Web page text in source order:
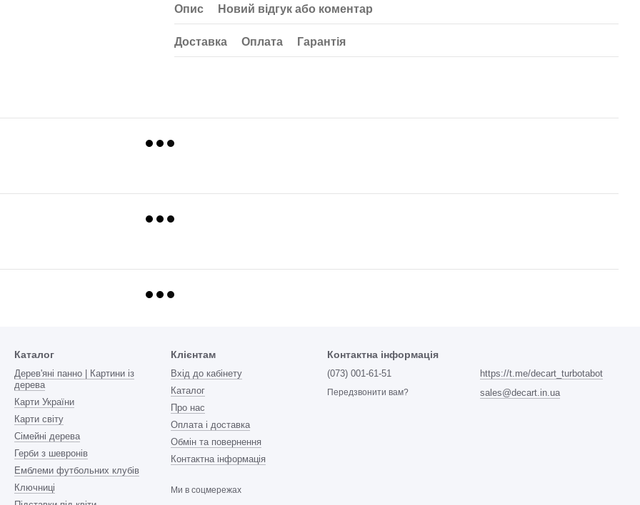
Опис Новий відгук або коментар
Доставка Оплата Гарантія
Каталог
Дерев'яні панно | Картини із
дерева
Карти України
Карти світу
Сімейні дерева
Герби з шевронів
Емблеми футбольних клубів
Ключниці
Клієнтам
Вхід до кабінету
Каталог
Про нас
Оплата і доставка
Обмін та повернення
Контактна інформація
Ми в соцмережах
Контактна інформація
(073) 001-61-51
Передзвонити вам?
https://t.me/decart_turbotabot
sales@decart.in.ua